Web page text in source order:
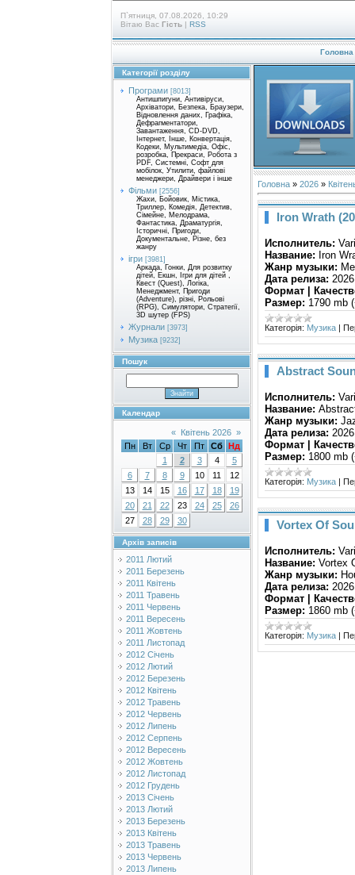
П`ятниця, 07.08.2026, 10:29
Вітаю Вас Гість | RSS
Головна
Категорії розділу
Програми [8013]
Антишпигуни, Антивіруси,
Архіватори, Безпека, Браузери,
Відновлення даних, Графіка,
Дефрагментатори,
Завантаження, CD-DVD,
Інтернет, Інше, Конвертація,
Кодеки, Мультимедіа, Офіс,
розробка, Прекраси, Робота з
PDF, Системні, Софт для
мобілок, Утилити, файлові
менеджери, Драйвери і інше
Фільми [2556]
Жахи, Бойовик, Містика,
Триллер, Комедія, Детектив,
Сімейне, Мелодрама,
Фантастика, Драматургія,
Історичні, Пригоди,
Документальне, Різне, без
жанру
ігри [3981]
Аркада, Гонки, Для розвитку
дітей, Екшн, Ігри для дітей ,
Квест (Quest), Логіка,
Менеджмент, Пригоди
(Adventure), різні, Рольові
(RPG), Симулятори, Стратегії,
3D шутер (FPS)
Журнали [3973]
Музика [9232]
Пошук
Календар
« Квітень 2026 »
Пн
Вт Ср Чт Пт Сб Нд
1
2 3 4
5
6
7 8 9 10 11
12
13
14 15 16 17 18
19
20
21 22 23 24 25
26
27
28 29 30
Архів записів
2011 Лютий
2011 Березень
2011 Квітень
2011 Травень
2011 Червень
2011 Вересень
2011 Жовтень
2011 Листопад
2012 Січень
2012 Лютий
2012 Березень
2012 Квітень
2012 Травень
2012 Червень
2012 Липень
2012 Серпень
2012 Вересень
2012 Жовтень
2012 Листопад
2012 Грудень
2013 Січень
2013 Лютий
2013 Березень
2013 Квітень
2013 Травень
2013 Червень
2013 Липень
Головна » 2026 »
Iron Wrath
Исполнитель:
Название: Iron
Жанр музыки:
Дата релиза: 2026
Формат |
Размер: 1790 mb
Категорія: Музика |
Abstract
Исполнитель:
Название:
Жанр музыки:
Дата релиза: 2026
Формат |
Размер: 1800 mb
Категорія: Музика |
Vortex Of
Исполнитель:
Название: Vortex
Жанр музыки:
Дата релиза: 2026
Формат |
Размер: 1860 mb
Категорія: Музика |